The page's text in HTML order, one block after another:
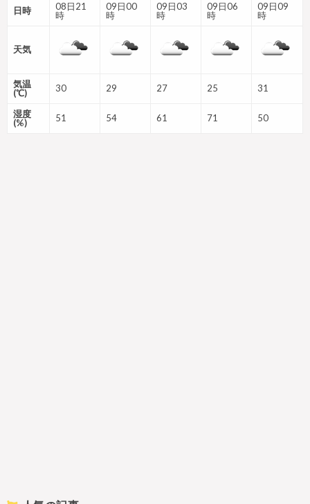
日時
08日21
時
09日00
時
09日03
時
09日06
時
09日09
時
天気
気温
(℃)
30 29 27 25 31
湿度
(%)
51 54 61 71 50